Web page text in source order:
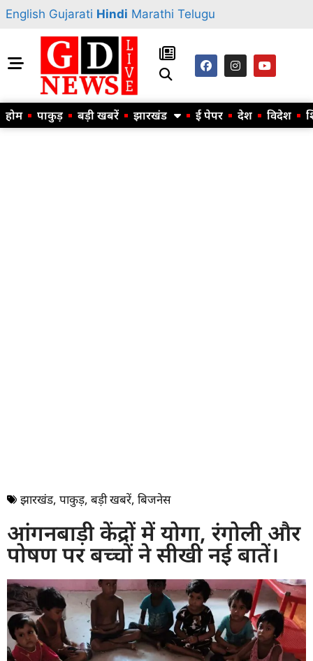
English Gujarati Hindi Marathi Telugu
होम पाकुड़ बड़ी खबरें झारखंड ई पेपर देश विदेश
झारखंड, पाकुड़, बड़ी खबरें, बिजनेस
आंगनबाड़ी केंद्रों में योगा, रंगोली और
पोषण पर बच्चों ने सीखी नई बातें।